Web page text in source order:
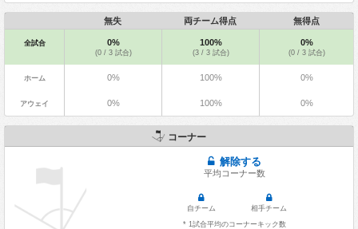
無失 両チーム得点 無得点
全試合 0%
(0 / 3 試合)
100%
(3 / 3 試合)
0%
(0 / 3 試合)
ホーム 0% 100% 0%
アウェイ 0% 100% 0%
コーナー
解除する
平均コーナー数
自チーム
相手チーム
* 1試合平均のコーナーキック数